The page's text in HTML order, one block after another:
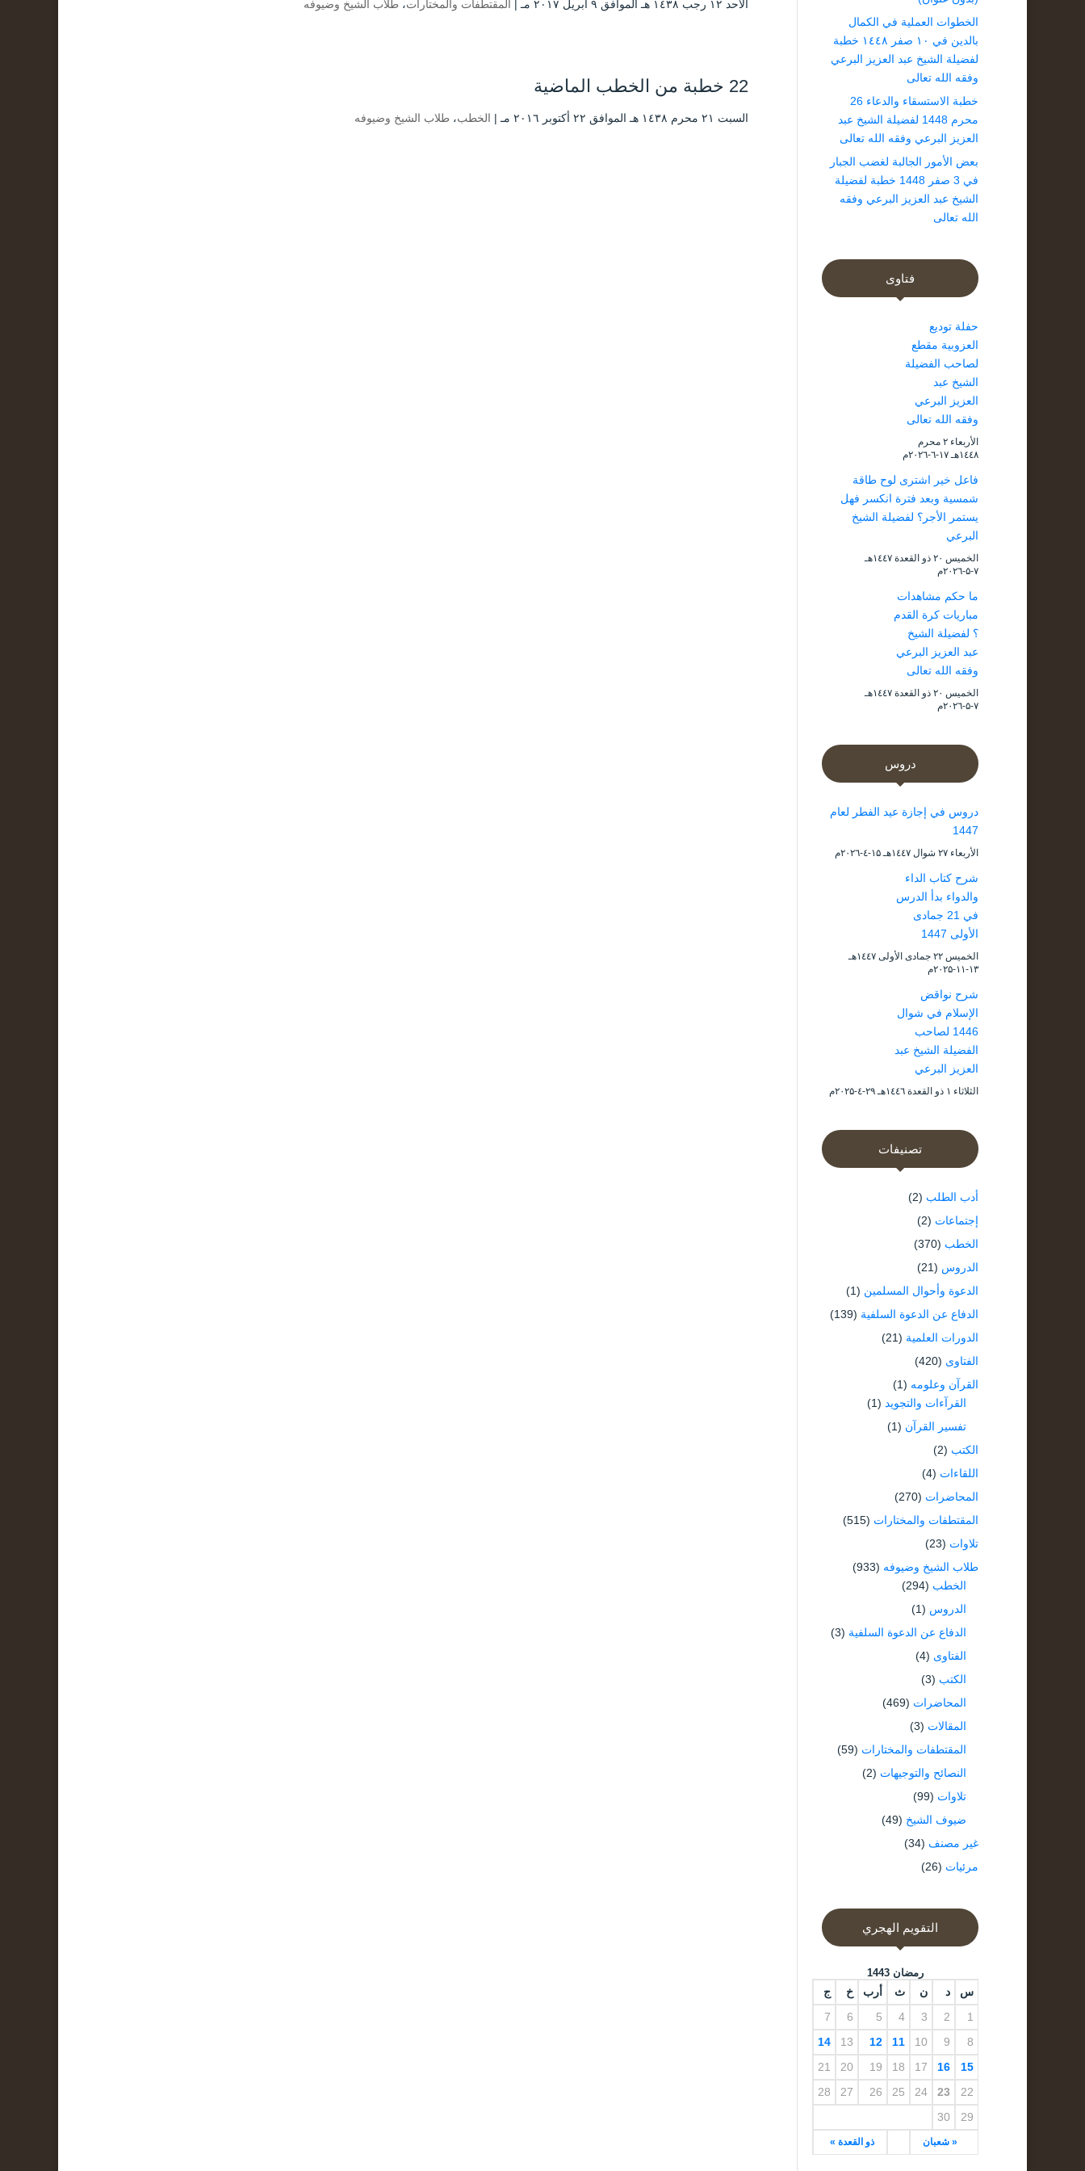
الأحد ۱۲ رجب ۱٤۳۸ هـ الموافق ۹ أبريل ۲۰۱۷ مـ | المقتطفات والمختارات، طلاب الشيخ وضيوفه
22 خطبة من الخطب الماضية
السبت ۲۱ محرم ۱٤۳۸ هـ الموافق ۲۲ أكتوبر ۲۰۱٦ مـ | الخطب، طلاب الشيخ وضيوفه
الخطوات العملية في الكمال
بالدين في ١٠ صفر ١٤٤٨ خطبة
لفضيلة الشيخ عبد العزيز البرعي
وفقه الله تعالى
خطبة الاستسقاء والدعاء 26
محرم 1448 لفضيلة الشيخ عبد
العزيز البرعي وفقه الله تعالى
بعض الأمور الجالبة لغضب الجبار
في 3 صفر 1448 خطبة لفضيلة
الشيخ عبد العزيز البرعي وفقه
الله تعالى
فتاوى
حفلة توديع
العزوبية مقطع
لصاحب الفضيلة
الشيخ عبد
العزيز البرعي
وفقه الله تعالى
الأربعاء ۲ محرم
۱٤٤۸هـ ۱۷-٦-۲۰۲٦م
فاعل خير اشترى لوح طاقة
شمسية وبعد فترة انكسر فهل
يستمر الأجر؟ لفضيلة الشيخ
البرعي
الخميس ۲۰ ذو القعدة ۱٤٤۷هـ
۷-۵-۲۰۲٦م
ما حكم مشاهدات
مباريات كرة القدم
؟ لفضيلة الشيخ
عبد العزيز البرعي
وفقه الله تعالى
الخميس ۲۰ ذو القعدة ۱٤٤۷هـ
۷-۵-۲۰۲٦م
دروس
دروس في إجازة عيد الفطر لعام
1447
الأربعاء ۲۷ شوال ۱٤٤۷هـ ۱۵-٤-۲۰۲٦م
شرح كتاب الداء
والدواء بدأ الدرس
في 21 جمادى
الأولى 1447
الخميس ۲۲ جمادى الأولى ۱٤٤۷هـ
۱۳-۱۱-۲۰۲۵م
شرح نواقض
الإسلام في شوال
1446 لصاحب
الفضيلة الشيخ عبد
العزيز البرعي
الثلاثاء ۱ ذو القعدة ۱٤٤٦هـ ۲۹-٤-۲۰۲۵م
تصنيفات
أدب الطلب (2)
إجتماعات (2)
الخطب (370)
الدروس (21)
الدعوة وأحوال المسلمين (1)
الدفاع عن الدعوة السلفية (139)
الدورات العلمية (21)
الفتاوى (420)
القرآن وعلومه (1)
القرآءات والتجويد (1)
تفسير القرآن (1)
الكتب (2)
اللقاءات (4)
المحاضرات (270)
المقتطفات والمختارات (515)
تلاوات (23)
طلاب الشيخ وضيوفه (933)
الخطب (294)
الدروس (1)
الدفاع عن الدعوة السلفية (3)
الفتاوى (4)
الكتب (3)
المحاضرات (469)
المقالات (3)
المقتطفات والمختارات (59)
النصائح والتوجيهات (2)
تلاوات (99)
ضيوف الشيخ (49)
غير مصنف (34)
مرئيات (26)
التقويم الهجري
رمضان 1443
س د ن ث أرب خ ج
« شعبان ذو القعدة »
1
2
3
4
5
6
7
8
9
10
11
12
13
14
15
16
17
18
19
20
21
22
23
24
25
26
27
28
29
30